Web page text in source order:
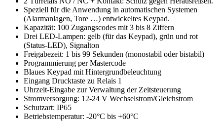
Speziell für die Anwendung in automatischen Systemen
(Alarmanlagen, Tore …) entwickeltes Keypad.
Kapazität: 100 Zugangscodes mit 3 bis 8 Ziffern
Drei LED-Lampen: gelb (für das Keypad), grün und rot
(Status-LED), Signalton
Freigabezeit: 1 bis 99 Sekunden (monostabil oder bistabil)
Programmierung per Mastercode
Blaues Keypad mit Hintergrundbeleuchtung
Eingang Drucktaste zu Relais 1
Uhrzeit-Eingabe zur Verwaltung der Zeitsteuerung
Stromversorgung: 12-24 V Wechselstrom/Gleichstrom
Schutzart: IP65
Betriebstemperatur: -20°C bis +60°C